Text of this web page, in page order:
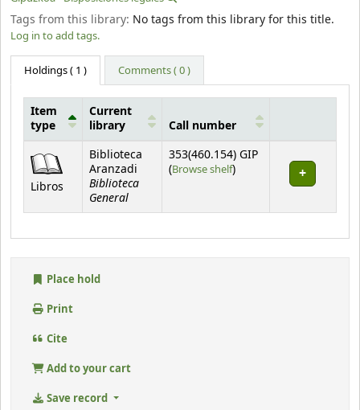
Tags from this library: No tags from this library for this title.
Log in to add tags.
Holdings( 1 ) Comments ( 0 )
Item
type
Current
library
Call number
Libros
Biblioteca
Aranzadi
Biblioteca
General
353(460.154) GIP
(Browse shelf(Opens below)
)
Place hold
Print
Cite
Add to your cart
Save record